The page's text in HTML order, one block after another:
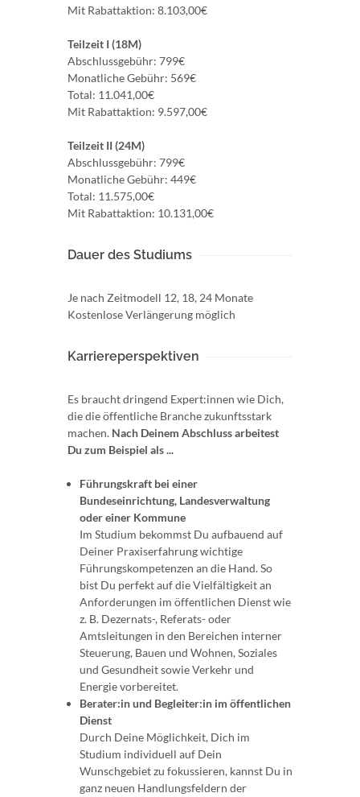
Mit Rabattaktion: 8.103,00€
Teilzeit I (18M)
Abschlussgebühr: 799€
Monatliche Gebühr: 569€
Total: 11.041,00€
Mit Rabattaktion: 9.597,00€
Teilzeit II (24M)
Abschlussgebühr: 799€
Monatliche Gebühr: 449€
Total: 11.575,00€
Mit Rabattaktion: 10.131,00€
Dauer des Studiums
Je nach Zeitmodell 12, 18, 24 Monate
Kostenlose Verlängerung möglich
Karriereperspektiven
Es braucht dringend Expert:innen wie Dich,
die die öffentliche Branche zukunftsstark
machen. Nach Deinem Abschluss arbeitest
Du zum Beispiel als ...
Führungskraft bei einer
Bundeseinrichtung, Landesverwaltung
oder einer Kommune
Im Studium bekommst Du aufbauend auf
Deiner Praxiserfahrung wichtige
Führungskompetenzen an die Hand. So
bist Du perfekt auf die Vielfältigkeit an
Anforderungen im öffentlichen Dienst wie
z. B. Dezernats-, Referats- oder
Amtsleitungen in den Bereichen interner
Steuerung, Bauen und Wohnen, Soziales
und Gesundheit sowie Verkehr und
Energie vorbereitet.
Berater:in und Begleiter:in im öffentlichen
Dienst
Durch Deine Möglichkeit, Dich im
Studium individuell auf Dein
Wunschgebiet zu fokussieren, kannst Du in
ganz neuen Handlungsfeldern der